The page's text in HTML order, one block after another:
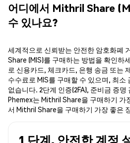
어디에서 Mithril Share
수 있나요?
세계적으로 신뢰받는 안전한 암호화폐
Share (MIS)를 구매하는 방법을 확인하
로 신용카드, 체크카드, 은행 송금 또는
수수료로 MIS를 구매할 수 있으며, 최소
없습니다. 2단계 인증(2FA), 준비금 증명
Phemex는 Mithril Share을 구매하기 가
서 Mithril Share을 구매하기 가장 좋은
1 단계. 안전한 계정